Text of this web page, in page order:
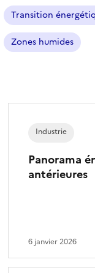
Transition
Zones humides
Panorama
antérieures
Industrie
6 janvier 2026